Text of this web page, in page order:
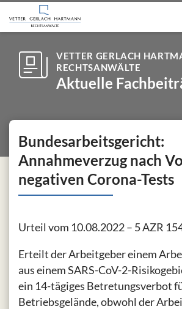
VETTER GERLACH
RECHTSANWÄLTE
Aktuelle
Bundesarbeitsgericht:
Annahmeverzug nach
negativen Corona-Tests
Urteil vom 10.08.2022 – 5 AZR
Erteilt der Arbeitgeber einem
aus einem SARS-CoV-2-
ein 14-tägiges Betretungsverbot
Betriebsgelände, obwohl der